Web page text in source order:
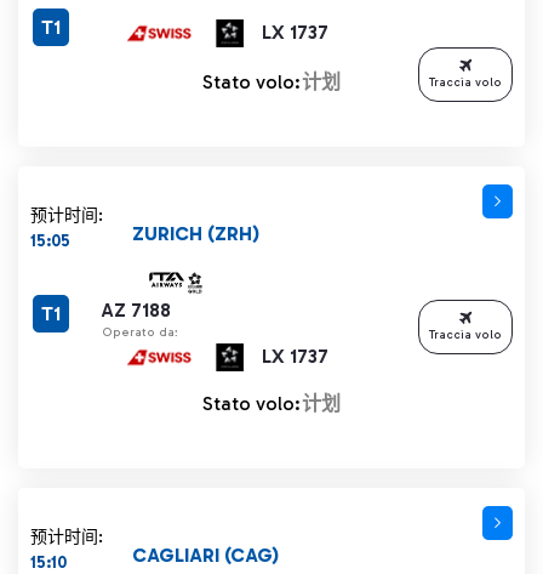
LX 1737
T1
Stato volo:计划 Traccia volo
预计时间:
15:05
AZ 7188
Operato da:
LX 1737
ZURICH (ZRH)
T1
Stato volo:计划
Traccia volo
预计时间:
15:10
CAGLIARI (CAG)